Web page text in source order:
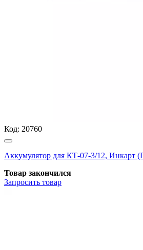
Код: 20760
Аккумулятор для КТ-07-3/12,
Товар закончился
Запросить товар